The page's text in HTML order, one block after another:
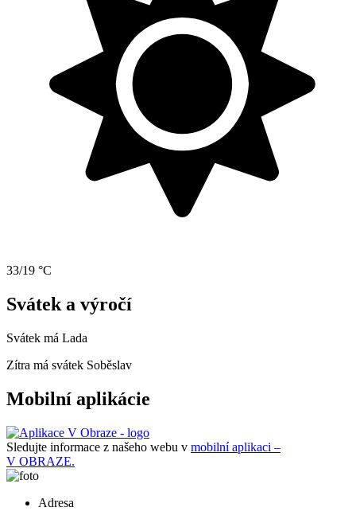
33/19 °C
Svátek a výročí
Svátek má Lada
Zítra má svátek Soběslav
Mobilní aplikácie
Sledujte informace z našeho webu v mobilní aplikaci –
V OBRAZE.
Adresa